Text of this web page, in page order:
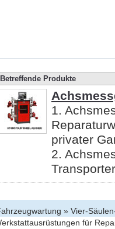
Betreffende Produkte
1.
privater
2.
» Vier-
für